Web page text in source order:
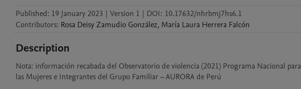
Published: 19 January 2023 | Version 1 | DOI: 10.17632/nhrbmj7hs6.1
Contributors: Rosa DeisyZamudio González, María Laura Herrera Falcón
Description
Nota: información recabada del Observatorio de violencia (2021) Programa Nacional
las Mujeres e Integrantes del Grupo Familiar – AURORA de Perú